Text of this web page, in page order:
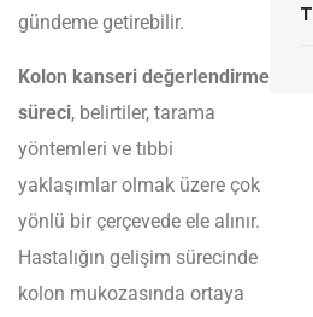
gündeme getirebilir.
Kolon kanseri değerlendirme
süreci, belirtiler, tarama
yöntemleri ve tıbbi
yaklaşımlar olmak üzere çok
yönlü bir çerçevede ele alınır.
Hastalığın gelişim sürecinde
kolon mukozasında ortaya